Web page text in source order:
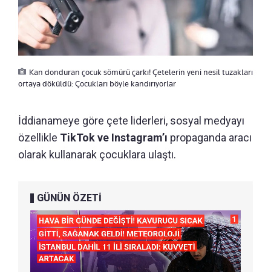
Kan donduran çocuk sömürü çarkı! Çetelerin yeni nesil tuzakları
ortaya döküldü: Çocukları böyle kandırıyorlar
İddianameye göre çete liderleri, sosyal medyayı
özellikle TikTok ve Instagram’ı propaganda aracı
olarak kullanarak çocuklara ulaştı.
GÜNÜN ÖZETİ